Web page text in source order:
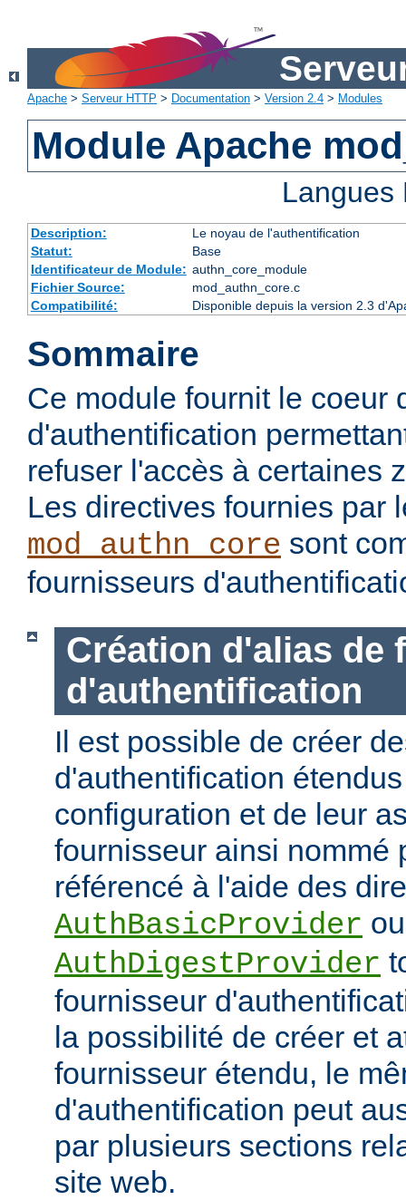
Apache > Serveur HTTP > Documentation > Version 2.4 > Modules
Module Apache
Description:
Le noyau de l'authentification
Statut:
Base
Identificateur de Module: authn_core_module
Fichier Source:
mod_authn_core.c
Compatibilité:
Disponible depuis la version 2.3
Sommaire
Ce module fournit le coeur
d'authentification
refuser l'accès à certaines
Les directives fournies par
mod_authn_core sont
fournisseurs
Création d'alias de
d'authentification
Il est possible de créer
d'authentification
configuration et de leur
fournisseur ainsi nommé
référencé à l'aide des
AuthBasicProvider ou
AuthDigestProvider
fournisseur
la possibilité de créer et
fournisseur étendu, le
d'authentification peut
par plusieurs sections
site web.